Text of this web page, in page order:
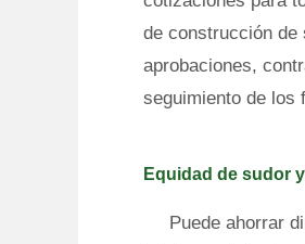
de construcción de
aprobaciones,
seguimiento de los
Equidad de sudor
Puede ahorrar